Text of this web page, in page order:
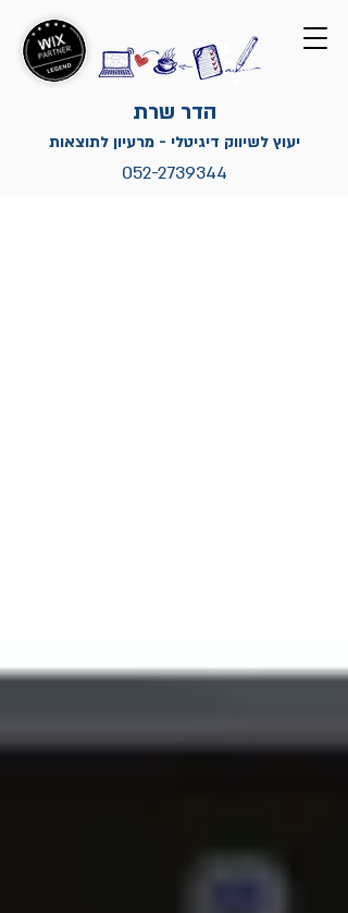
הדר שרת
יעוץ לשיווק דיגיטלי - מרעיון לתוצאות
052-2739344